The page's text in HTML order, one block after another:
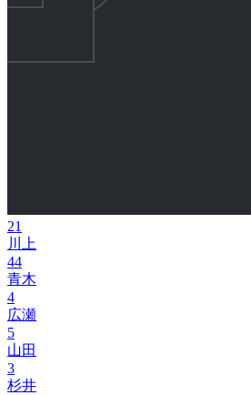
21
川上
44
青木
4
広瀬
5
山田
3
杉井